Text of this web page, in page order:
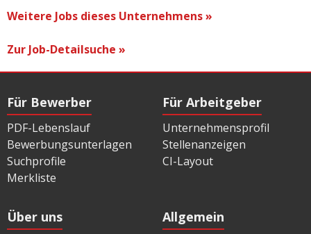
Weitere Jobs dieses Unternehmens »
Zur Job-Detailsuche »
Für Bewerber
PDF-Lebenslauf
Bewerbungsunterlagen
Suchprofile
Merkliste
Für Arbeitgeber
Unternehmensprofil
Stellenanzeigen
CI-Layout
Über uns Allgemein